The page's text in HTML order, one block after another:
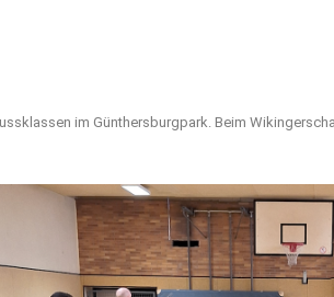
im Günthersburgpark. Beim